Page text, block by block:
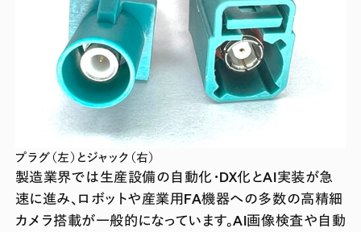
プラグ（左）とジャック（右）
製造業界では生産設備の自動化・DX化とAI実装が急
速に進み、ロボットや産業用FA機器への多数の高精細
カメラ搭載が一般的になっています。AI画像検査や自動